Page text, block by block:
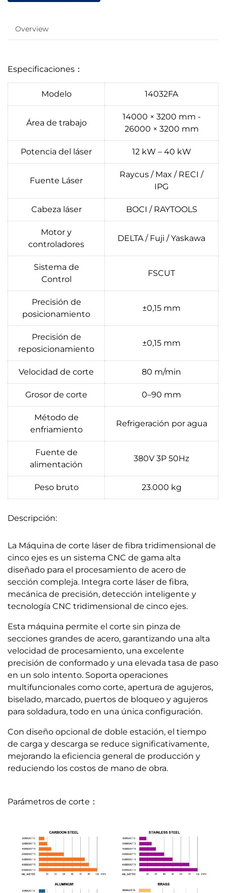
Overview
Especificaciones：
Modelo 14032FA
Área de trabajo
14000 × 3200 mm -
26000 × 3200 mm
Potencia del láser 12 kW – 40 kW
Fuente Láser
Raycus / Max / RECI /
IPG
Cabeza láser BOCI / RAYTOOLS
Motor y
controladores
DELTA / Fuji / Yaskawa
Sistema de
Control
FSCUT
Precisión de
posicionamiento
±0,15 mm
Precisión de
reposicionamiento
±0,15 mm
Velocidad de corte 80 m/min
Grosor de corte 0–90 mm
Método de
enfriamiento
Refrigeración por agua
Fuente de
alimentación
380V 3P 50Hz
Peso bruto 23.000 kg
Descripción:
La Máquina de corte láser de fibra tridimensional de
cinco ejes es un sistema CNC de gama alta
diseñado para el procesamiento de acero de
sección compleja. Integra corte láser de fibra,
mecánica de precisión, detección inteligente y
tecnología CNC tridimensional de cinco ejes.
Esta máquina permite el corte sin pinza de
secciones grandes de acero, garantizando una alta
velocidad de procesamiento, una excelente
precisión de conformado y una elevada tasa de paso
en un solo intento. Soporta operaciones
multifuncionales como corte, apertura de agujeros,
biselado, marcado, puertos de bloqueo y agujeros
para soldadura, todo en una única configuración.
Con diseño opcional de doble estación, el tiempo
de carga y descarga se reduce significativamente,
mejorando la eficiencia general de producción y
reduciendo los costos de mano de obra.
Parámetros de corte：